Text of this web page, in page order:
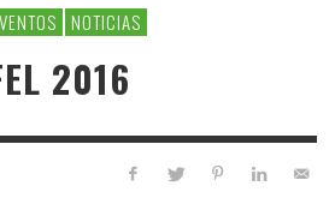
NOTICIAS
2016